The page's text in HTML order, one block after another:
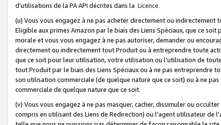
d’utilisations de la PA API décrites dans la Licence.
(u) Vous vous engagez à ne pas acheter directement ou
Eligible aux primes Amazon par le biais des Liens Spéciaux, que ce
morale et vous vous engagez à ne pas autoriser, demander ou
directement ou indirectement tout Produit ou à entreprendre toute
que ce soit pour leur utilisation, votre utilisation ou l'utilisation de
tout Produit par le biais des Liens Spéciaux ou à ne pas entreprendre
son utilisation commerciale (de quelque nature que ce soit) ou à ne
commerciale de quelque nature que ce soit.
(v) Vous vous engagez à ne pas masquer, cacher, dissimuler ou
compris en utilisant des Liens de Redirection) ou l'agent utilisateur